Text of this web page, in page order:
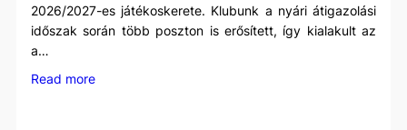
2026/2027-es játékoskerete. Klubunk a nyári átigazolási
időszak során több poszton is erősített, így kialakult az
a…
Read more: